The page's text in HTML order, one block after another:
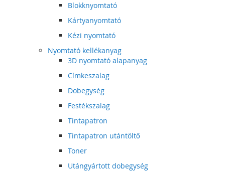
Blokknyomtató
Kártyanyomtató
Kézi nyomtató
Nyomtató kellékanyag
3D nyomtató alapanyag
Címkeszalag
Dobegység
Festékszalag
Tintapatron
Tintapatron utántöltő
Toner
Utángyártott dobegység